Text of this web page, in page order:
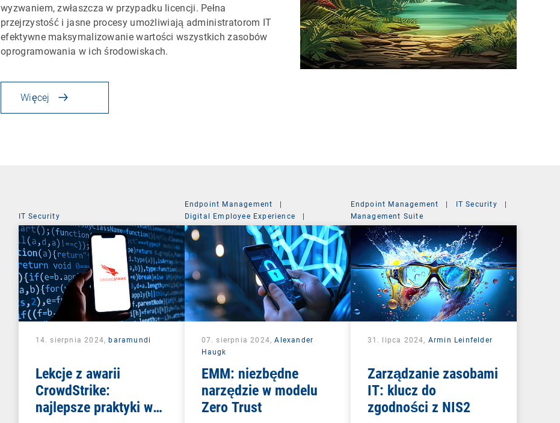
wyzwaniem, zwłaszcza w przypadku licencji. Pełna
przejrzystość i jasne procesy umożliwiają administratorom IT
efektywne maksymalizowanie wartości wszystkich zasobów
oprogramowania w ich środowiskach.
Więcej
IT Security
14. sierpnia 2024,baramundi
Lekcje z awarii
CrowdStrike:
najlepsze praktyki w
Endpoint Management
|
Digital Employee Experience
|
Mobile Device Management
07. sierpnia 2024,Alexander
Haugk
EMM: niezbędne
narzędzie w modelu
Zero Trust
Endpoint Management | IT Security
|
Management Suite
31. lipca 2024, Armin Leinfelder
Zarządzanie zasobami
IT: klucz do
zgodności z NIS2